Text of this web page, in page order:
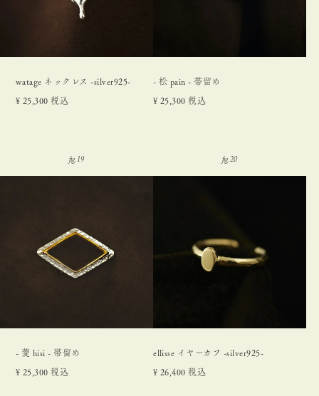
watage ネックレス -silver925-
¥ 25,300 税込
- 松 pain - 帯留め
¥ 25,300 税込
- 菱 hisi - 帯留め
¥ 25,300 税込
ellisse イヤーカフ -silver925-
¥ 26,400 税込